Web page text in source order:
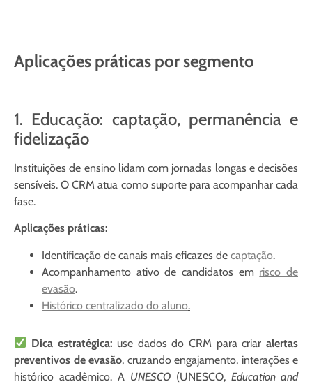
Aplicações práticas por segmento
1. Educação: captação, permanência e
fidelização
Instituições de ensino lidam com jornadas longas e decisões
sensíveis. O CRM atua como suporte para acompanhar cada
fase.
Aplicações práticas:
Identificação de canais mais eficazes de captação.
Acompanhamento ativo de candidatos em risco de
evasão.
Histórico centralizado do aluno.
Dica estratégica: use dados do CRM para criaralertas
preventivos de evasão, cruzando engajamento, interações e
histórico acadêmico. A UNESCO (UNESCO, Education and